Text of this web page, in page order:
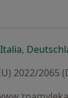
nové záložce
otevře v
Italiase otevře
,
2022/2065